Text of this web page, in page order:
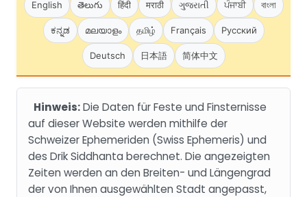
English తెలుగు हिंदी मराठी ગુજરાતી ਪੰਜਾਬੀ বাংলা
ಕನ್ನಡ മലയാളം தமிழ் Français Русский
Deutsch 日本語 简体中文
Hinweis:Die Daten für Feste und Finsternisse
auf dieser Website werden mithilfe der
Schweizer Ephemeriden (Swiss Ephemeris) und
des Drik Siddhanta berechnet. Die angezeigten
Zeiten werden an den Breiten- und Längengrad
der von Ihnen ausgewählten Stadt angepasst,